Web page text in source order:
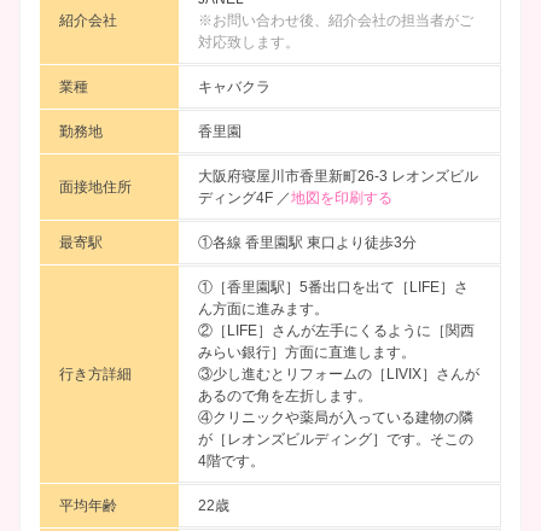
紹介会社
※お問い合わせ後、紹介会社の担当者がご
対応致します。
業種 キャバクラ
勤務地 香里園
面接地住所
大阪府寝屋川市香里新町26-3 レオンズビル
ディング4F ／地図を印刷する
最寄駅 ①各線 香里園駅 東口より徒歩3分
行き方詳細
①［香里園駅］5番出口を出て［LIFE］さ
ん方面に進みます。
②［LIFE］さんが左手にくるように［関西
みらい銀行］方面に直進します。
③少し進むとリフォームの［LIVIX］さんが
あるので角を左折します。
④クリニックや薬局が入っている建物の隣
が［レオンズビルディング］です。そこの
4階です。
平均年齢 22歳